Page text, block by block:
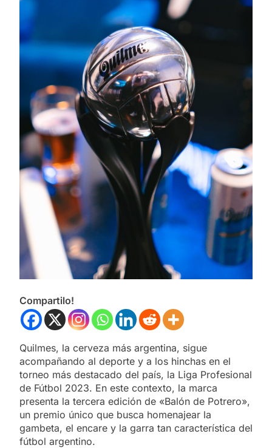
Compartilo!
Quilmes, la cerveza más argentina, sigue
acompañando al deporte y a los hinchas en el
torneo más destacado del país, la Liga Profesional
de Fútbol 2023. En este contexto, la marca
presenta la tercera edición de «Balón de Potrero»,
un premio único que busca homenajear la
gambeta, el encare y la garra tan característica del
fútbol argentino.